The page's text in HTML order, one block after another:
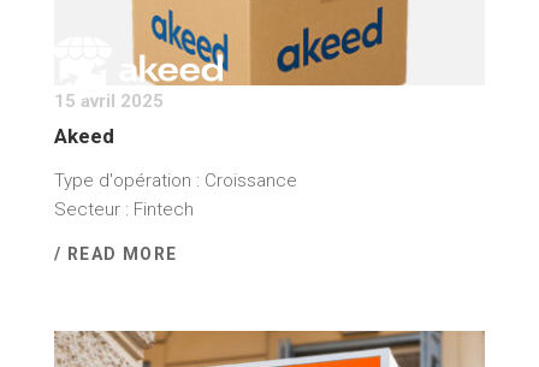
15 avril 2025
Akeed
Type d'opération : Croissance
Secteur : Fintech
/ READ MORE